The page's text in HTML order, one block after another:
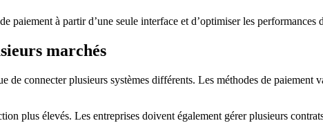
à partir d’une seule interface et d’optimiser les performances
marchés
connecter plusieurs systèmes différents. Les méthodes de paiement
plus élevés. Les entreprises doivent également gérer plusieurs